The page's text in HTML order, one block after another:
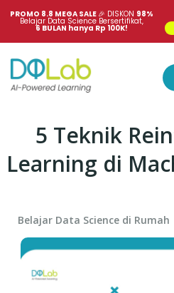
PROMO 8.8 MEGA SALE 🎉 DISKON 98%
Belajar Data Science Bersertifikat,
6 BULAN hanya Rp 100K!
5 Teknik
Learning di
Belajar Data Science di Rumah